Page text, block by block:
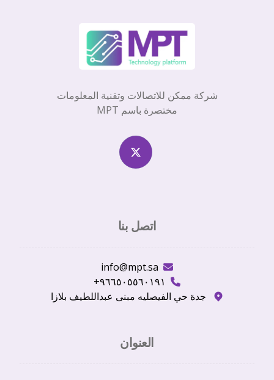
شركة ممكن للاتصالات وتقنية المعلومات
مختصرة باسم MPT
اتصل بنا
info@mpt.sa
٩٦٦٥٠٥٥٦٠١٩١+
جدة حي الفيصليه مبنى عبداللطيف بلازا
العنوان